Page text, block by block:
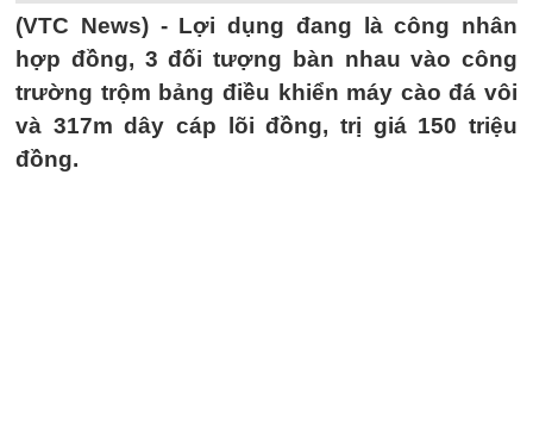
(VTC News) - Lợi dụng đang là công nhân
hợp đồng, 3 đối tượng bàn nhau vào công
trường trộm bảng điều khiển máy cào đá vôi
và 317m dây cáp lõi đồng, trị giá 150 triệu
đồng.